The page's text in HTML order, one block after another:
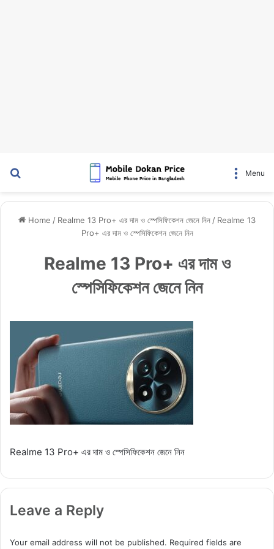
Menu
Home / Realme 13 Pro+ এর দাম ও স্পেসিফিকেশন জেনে নিন / Realme 13
Pro+ এর দাম ও স্পেসিফিকেশন জেনে নিন
Realme 13 Pro+ এর দাম ও
স্পেসিফিকেশন জেনে নিন
Realme 13 Pro+ এর দাম ও স্পেসিফিকেশন জেনে নিন
Leave a Reply
Your email address will not be published. Required fields are